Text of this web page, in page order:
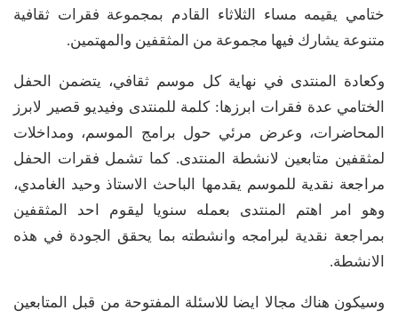
ختامي يقيمه مساء الثلاثاء القادم بمجموعة فقرات ثقافية
متنوعة يشارك فيها مجموعة من المثقفين والمهتمين.
وكعادة المنتدى في نهاية كل موسم ثقافي، يتضمن الحفل
الختامي عدة فقرات ابرزها: كلمة للمنتدى وفيديو قصير لابرز
المحاضرات، وعرض مرئي حول برامج الموسم، ومداخلات
لمثقفين متابعين لانشطة المنتدى. كما تشمل فقرات الحفل
مراجعة نقدية للموسم يقدمها الباحث الاستاذ وحيد الغامدي،
وهو امر اهتم المنتدى بعمله سنويا ليقوم احد المثقفين
بمراجعة نقدية لبرامجه وانشطته بما يحقق الجودة في هذه
الانشطة.
وسيكون هناك مجالا ايضا للاسئلة المفتوحة من قبل المتابعين